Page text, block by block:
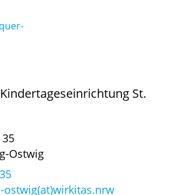
St.
Ostwig
ostwig(at)wirkitas.nrw